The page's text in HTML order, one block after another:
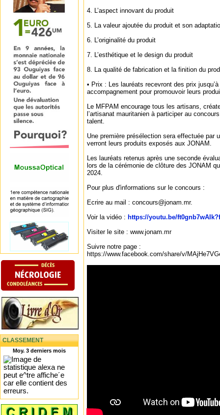
CLASSEMENT
Moy. 3 derniers mois
4. L’aspect innovant du produit
5. La valeur ajoutée du produit et son
6. L’originalité du produit
7. L’esthétique et le design du produit
8. La qualité de fabrication et la finition du
• Prix : Les lauréats recevront des prix
accompagnement pour promouvoir leurs
Le MFPAM encourage tous les artisans,
l’artisanat mauritanien à participer au
talent.
Une première présélection sera effectuée par
verront leurs produits exposés aux JONAM.
Les lauréats retenus après une seconde
lors de la cérémonie de clôture des JONAM
2024.
Pour plus d'informations sur le concours :
Ecrire au mail : concours@jonam.mr.
Voir la vidéo : https://youtu.be/
Visiter le site : www.jonam.mr
Suivre notre page :
https://www.facebook.com/share/v/